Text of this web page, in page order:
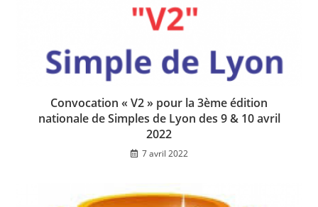
Convocation « V2 » pour la 3ème édition
nationale de Simples de Lyon des 9 & 10 avril
2022
7 avril 2022